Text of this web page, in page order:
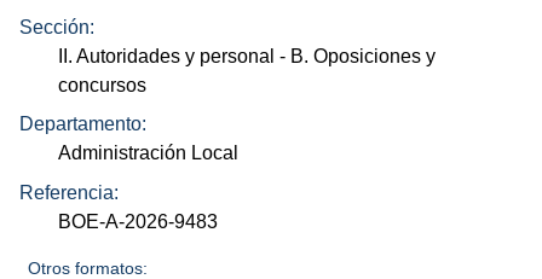
Sección:
II. Autoridades y personal - B. Oposiciones y
concursos
Departamento:
Administración Local
Referencia:
BOE-A-2026-9483
Otros formatos: